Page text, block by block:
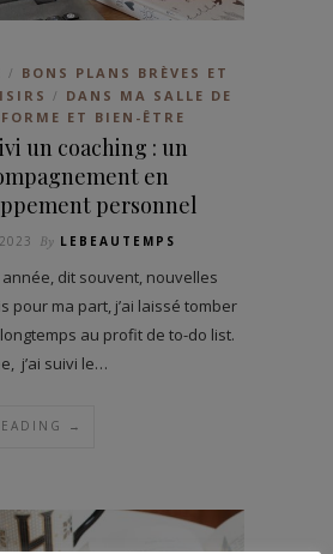
/
BONS PLANS BRÈVES ET
/
DANS MA SALLE DE
FORME ET BIEN-ÊTRE
un coaching : un
en
personnel
By LEBEAUTEMPS
dit souvent, nouvelles
pour ma part, j’ai laissé tomber
au profit de to-do list.
j’ai suivi le…
→